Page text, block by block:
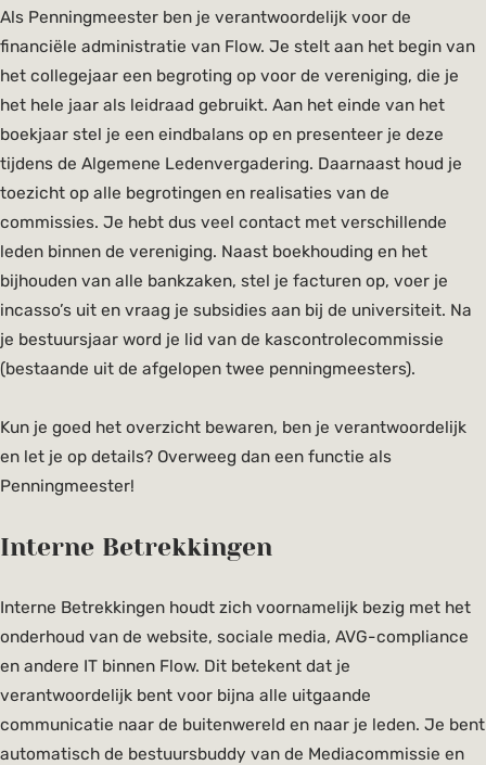
Als Penningmeester ben je verantwoordelijk voor de
financiële administratie van Flow. Je stelt aan het begin van
het collegejaar een begroting op voor de vereniging, die je
het hele jaar als leidraad gebruikt. Aan het einde van het
boekjaar stel je een eindbalans op en presenteer je deze
tijdens de Algemene Ledenvergadering. Daarnaast houd je
toezicht op alle begrotingen en realisaties van de
commissies. Je hebt dus veel contact met verschillende
leden binnen de vereniging. Naast boekhouding en het
bijhouden van alle bankzaken, stel je facturen op, voer je
incasso’s uit en vraag je subsidies aan bij de universiteit. Na
je bestuursjaar word je lid van de kascontrolecommissie
(bestaande uit de afgelopen twee penningmeesters).
Kun je goed het overzicht bewaren, ben je verantwoordelijk
en let je op details? Overweeg dan een functie als
Penningmeester!
Interne Betrekkingen
Interne Betrekkingen houdt zich voornamelijk bezig met het
onderhoud van de website, sociale media, AVG-compliance
en andere IT binnen Flow. Dit betekent dat je
verantwoordelijk bent voor bijna alle uitgaande
communicatie naar de buitenwereld en naar je leden. Je bent
automatisch de bestuursbuddy van de Mediacommissie en